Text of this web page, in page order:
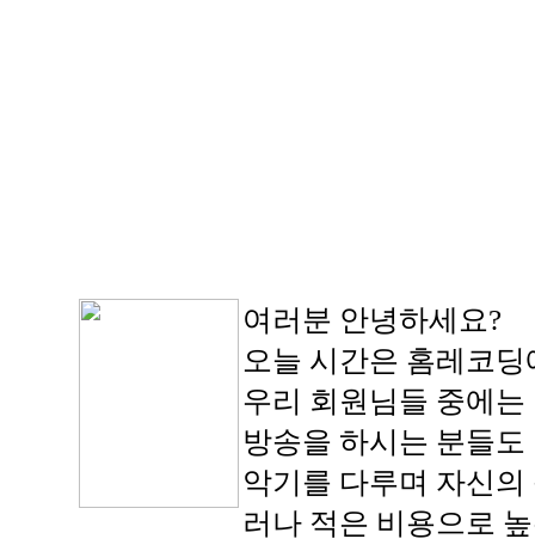
여러분 안녕하세요?
오늘 시간은 홈레코
우리 회원님들 중에
방송을 하시는 분들
악기를 다루며 자신
러나 적은 비용으로